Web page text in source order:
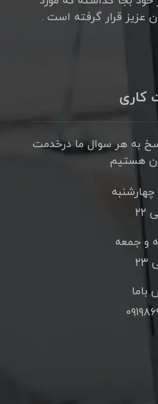
عزیز قرار گرفته است .
کاری
به هر سوال ما درخدمت
هستیم
و جمعه
باما